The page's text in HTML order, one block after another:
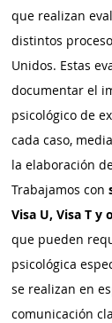
que realizan
distintos
Unidos. Estas
documentar el
psicológico de
cada caso,
la elaboración
Trabajamos con
Visa U, Visa T
que pueden
psicológica
se realizan en
comunicación